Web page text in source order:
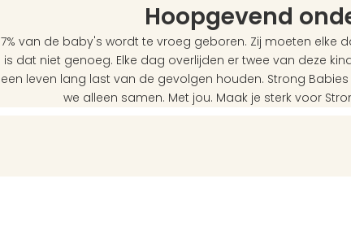
Hoopgevend
7% van de baby's wordt te vroeg geboren. Zij moeten elke
is dat niet genoeg. Elke dag overlijden er twee van deze
een leven lang last van de gevolgen houden. Strong
we alleen samen. Met jou. Maak je sterk voor